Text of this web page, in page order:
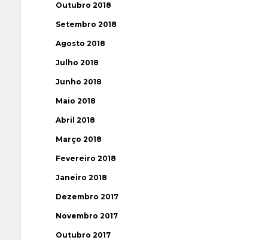
Outubro 2018
Setembro 2018
Agosto 2018
Julho 2018
Junho 2018
Maio 2018
Abril 2018
Março 2018
Fevereiro 2018
Janeiro 2018
Dezembro 2017
Novembro 2017
Outubro 2017